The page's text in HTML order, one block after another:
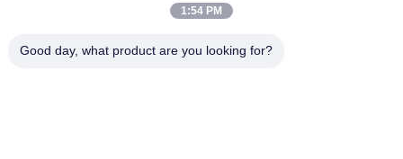
No.36 Qingxi Road, Kota Guankou, Distrik Jimei Kota
1:54 PM
Good day, what product are you looking for?